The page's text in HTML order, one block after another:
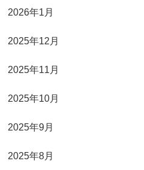
2026年1月
2025年12月
2025年11月
2025年10月
2025年9月
2025年8月